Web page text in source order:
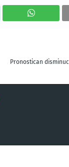
Pronostican